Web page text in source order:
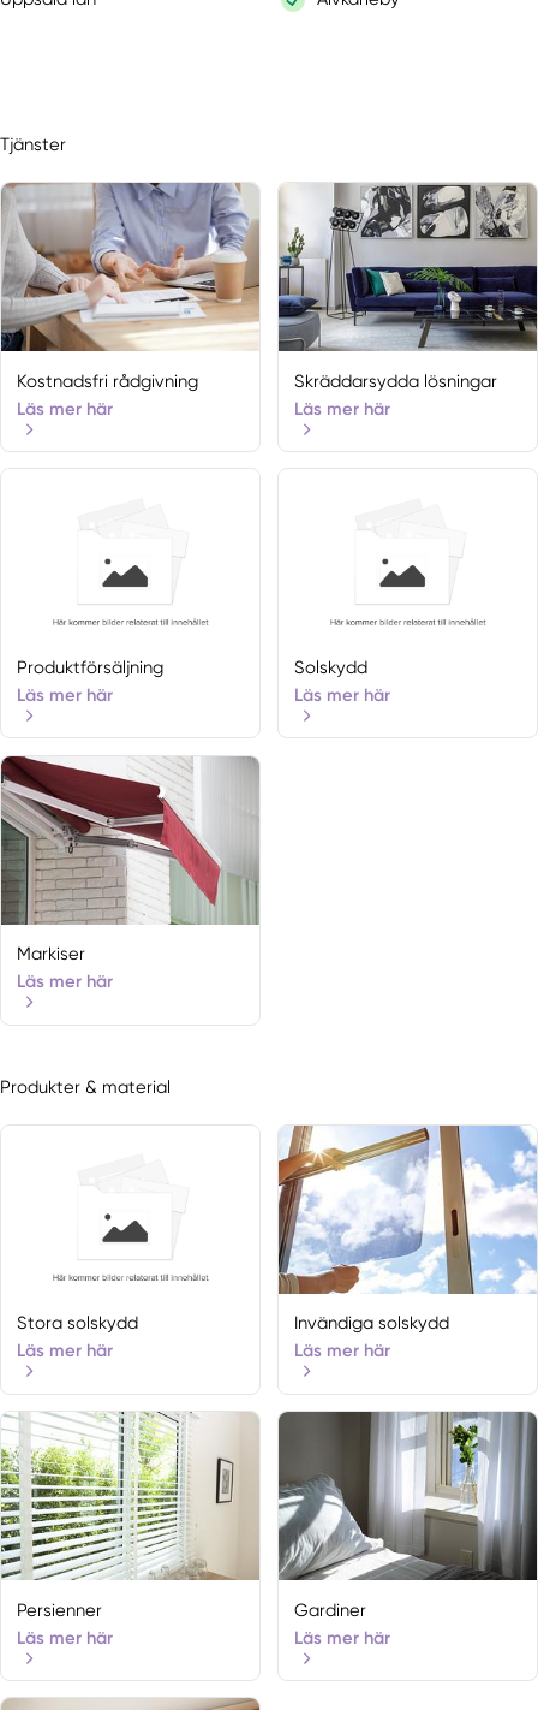
Tjänster
Kostnadsfri rådgivning
Läs mer här
Skräddarsydda lösningar
Läs mer här
Produktförsäljning
Läs mer här
Solskydd
Läs mer här
Markiser
Läs mer här
Produkter & material
Stora solskydd
Läs mer här
Invändiga solskydd
Läs mer här
Persienner
Läs mer här
Gardiner
Läs mer här